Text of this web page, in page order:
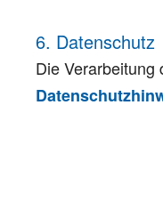
6. Datenschutz
Die